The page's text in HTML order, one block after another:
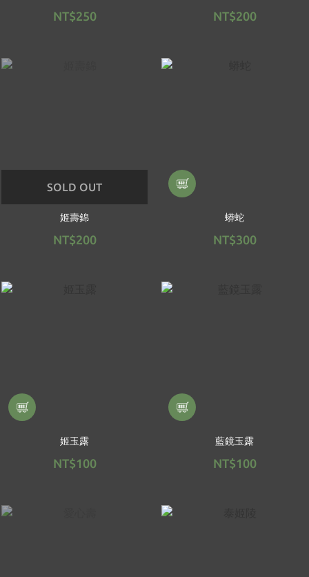
NT$250 NT$200
SOLD OUT
姬壽錦
NT$200
蟒蛇
NT$300
姬玉露
NT$100
藍鏡玉露
NT$100